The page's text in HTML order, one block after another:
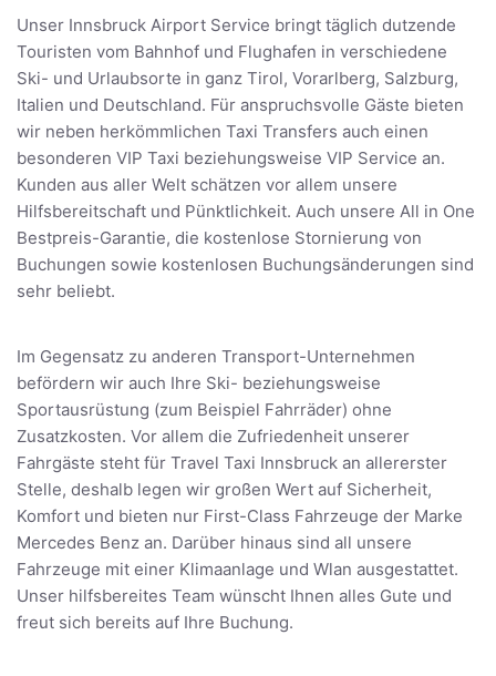
Unser Innsbruck Airport Service bringt täglich dutzende
Touristen vom Bahnhof und Flughafen in verschiedene
Ski- und Urlaubsorte in ganz Tirol, Vorarlberg, Salzburg,
Italien und Deutschland. Für anspruchsvolle Gäste bieten
wir neben herkömmlichen Taxi Transfers auch einen
besonderen VIP Taxi beziehungsweise VIP Service an.
Kunden aus aller Welt schätzen vor allem unsere
Hilfsbereitschaft und Pünktlichkeit. Auch unsere All in One
Bestpreis-Garantie, die kostenlose Stornierung von
Buchungen sowie kostenlosen Buchungsänderungen sind
sehr beliebt.
Im Gegensatz zu anderen Transport-Unternehmen
befördern wir auch Ihre Ski- beziehungsweise
Sportausrüstung (zum Beispiel Fahrräder) ohne
Zusatzkosten. Vor allem die Zufriedenheit unserer
Fahrgäste steht für Travel Taxi Innsbruck an allererster
Stelle, deshalb legen wir großen Wert auf Sicherheit,
Komfort und bieten nur First-Class Fahrzeuge der Marke
Mercedes Benz an. Darüber hinaus sind all unsere
Fahrzeuge mit einer Klimaanlage und Wlan ausgestattet.
Unser hilfsbereites Team wünscht Ihnen alles Gute und
freut sich bereits auf Ihre Buchung.